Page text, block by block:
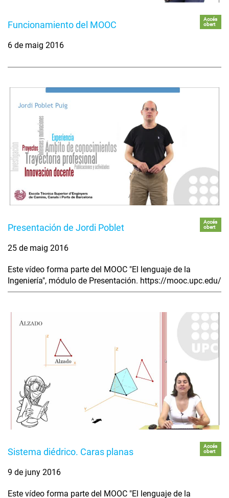
Funcionamiento del MOOC
Accés
obert
6 de maig 2016
Presentación de Jordi Poblet
Accés
obert
25 de maig 2016
Este vídeo forma parte del MOOC "El lenguaje de la
Ingeniería", módulo de Presentación. https://mooc.upc.edu/
Sistema diédrico. Caras planas
Accés
obert
9 de juny 2016
Este vídeo forma parte del MOOC "El lenguaje de la